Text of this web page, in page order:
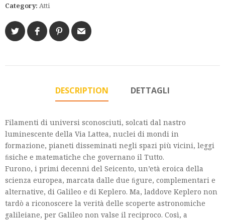
Category: Atti
DESCRIPTION DETTAGLI
Filamenti di universi sconosciuti, solcati dal nastro
luminescente della Via Lattea, nuclei di mondi in
formazione, pianeti disseminati negli spazi più vicini, leggi
ﬁsiche e matematiche che governano il Tutto.
Furono, i primi decenni del Seicento, un’età eroica della
scienza europea, marcata dalle due ﬁgure, complementari e
alternative, di Galileo e di Keplero. Ma, laddove Keplero non
tardò a riconoscere la verità delle scoperte astronomiche
galileiane, per Galileo non valse il reciproco. Così, a